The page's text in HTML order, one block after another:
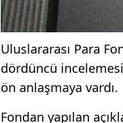
Uluslararası Para
dördüncü
ön anlaşmaya vardı.
Fondan yapılan